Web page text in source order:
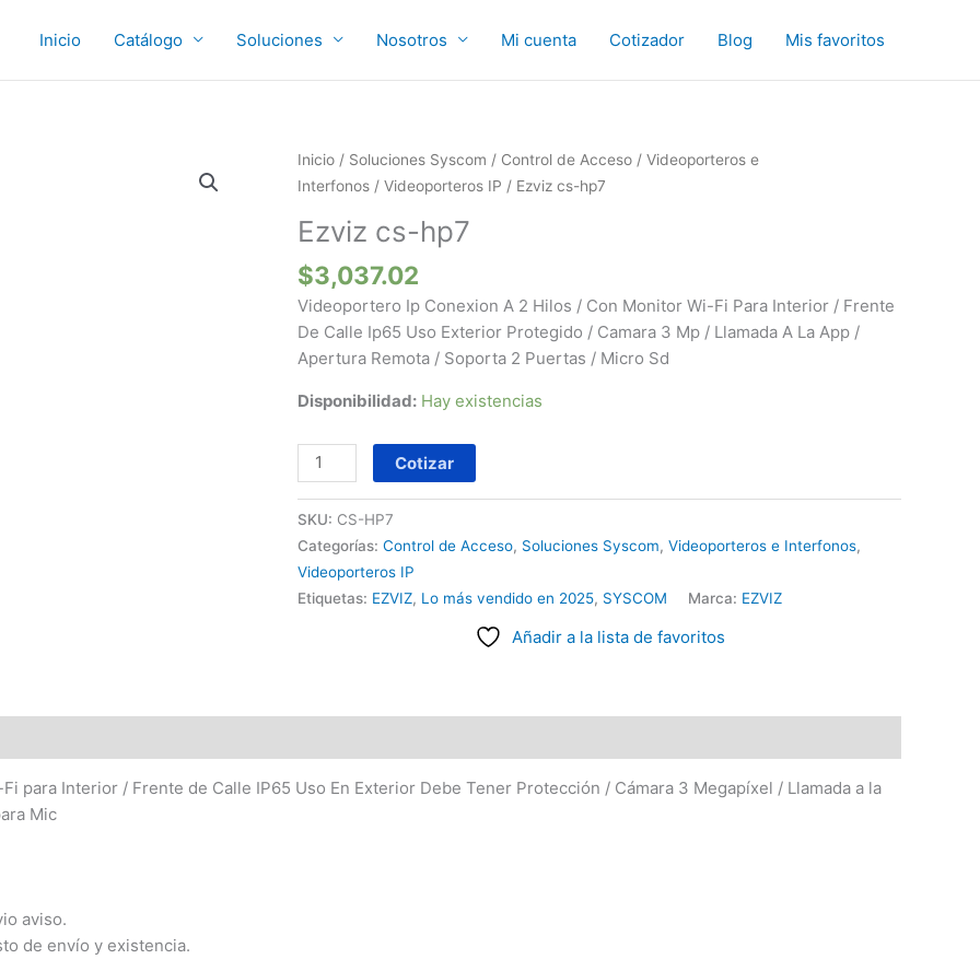
Inicio Catálogo Soluciones Nosotros Mi cuenta Cotizador Blog Mis favoritos
Inicio / Soluciones Syscom / Control de Acceso / Videoporteros e
Interfonos / Videoporteros IP / Ezviz cs-hp7
Ezviz cs-hp7
$3,037.02
Videoportero Ip Conexion A 2 Hilos / Con Monitor Wi-Fi Para Interior / Frente
De Calle Ip65 Uso Exterior Protegido / Camara 3 Mp / Llamada A La App /
Apertura Remota / Soporta 2 Puertas / Micro Sd
Disponibilidad: Hay existencias
Ezviz
cs-
cantidad
Cotizar
SKU: CS-HP7
Categorías: Control de Acceso, Soluciones Syscom, Videoporteros e Interfonos,
Videoporteros IP
Etiquetas: EZVIZ, Lo más vendido en 2025, SYSCOM Marca: EZVIZ
Añadir a la lista de favoritos
para Interior / Frente de Calle IP65 Uso En Exterior Debe Tener Protección / Cámara 3 Megapíxel / Llamada a la
Mic
aviso.
de envío y existencia.